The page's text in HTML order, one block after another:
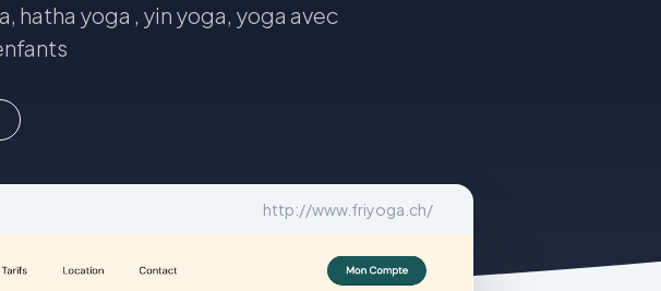
hatha yoga , yin yoga, yoga avec
http://www.friyoga.ch/